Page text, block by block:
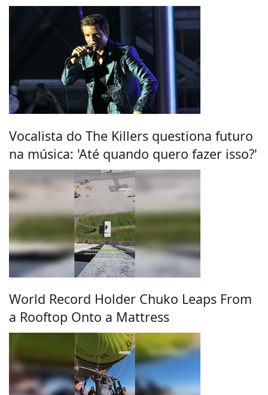
Vocalista do The Killers questiona futuro
na música: 'Até quando quero fazer isso?'
World Record Holder Chuko Leaps From
a Rooftop Onto a Mattress